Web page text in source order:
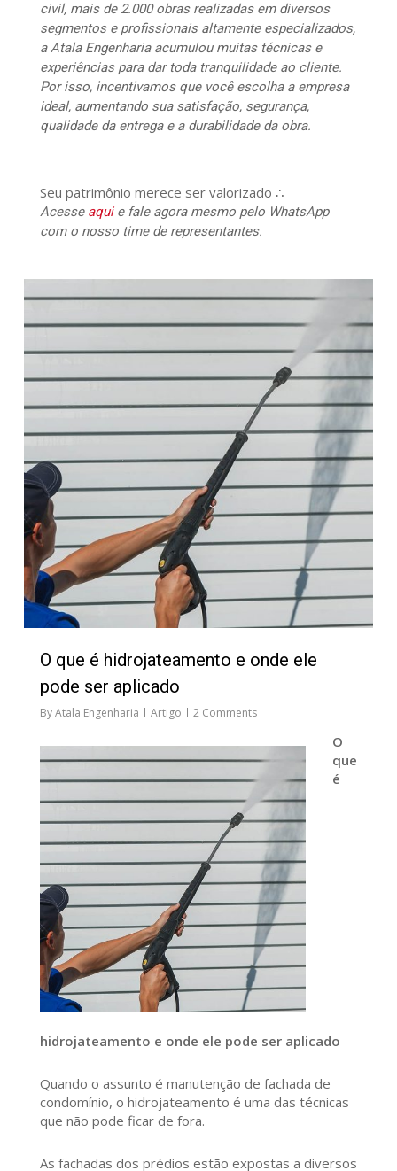
civil, mais de 2.000 obras realizadas em diversos
segmentos e profissionais altamente especializados,
a Atala Engenharia acumulou muitas técnicas e
experiências para dar toda tranquilidade ao cliente.
Por isso, incentivamos que você escolha a empresa
ideal, aumentando sua satisfação, segurança,
qualidade da entrega e a durabilidade da obra.
Seu patrimônio merece ser valorizado ∴
Acesse aquie fale agora mesmo pelo WhatsApp
com o nosso time de representantes.
O que é hidrojateamento e onde ele
pode ser aplicado
ByAtala Engenharia Artigo 2 Comments
O
que
é
hidrojateamento e onde ele pode ser aplicado
Quando o assunto é manutenção de fachada de
condomínio, o hidrojateamento é uma das técnicas
que não pode ficar de fora.
As fachadas dos prédios estão expostas a diversos